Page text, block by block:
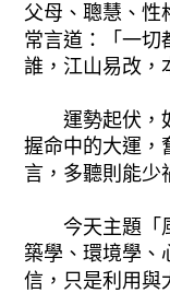
父母、聰慧、性
常言道：「一切
誰，江山易改，
運勢起伏，
握命中的大運，
言，多聽則能少
今天主題「
築學、環境學、
信，只是利用與